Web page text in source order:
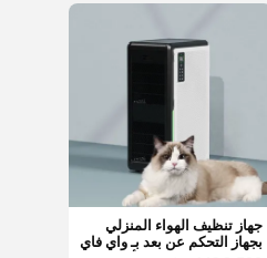
فيديوهات
جهاز تنظيف الهواء المنزلي
بجهاز التحكم عن بعد بـ واي فاي